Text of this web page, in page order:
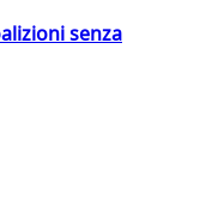
senza